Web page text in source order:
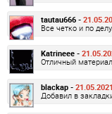
tautau666 -
Все четко и по
Katrineee -
Отличный
blackap -
Добавил в